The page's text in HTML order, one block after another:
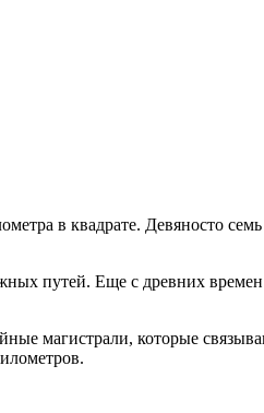
в квадрате. Девяносто
путей. Еще с древних
магистрали, которые